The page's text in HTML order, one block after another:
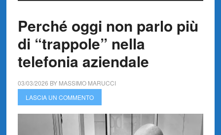
Perché oggi non parlo più
di “trappole” nella
telefonia aziendale
03/03/2026 BY MASSIMO MARUCCI
LASCIA UN COMMENTO